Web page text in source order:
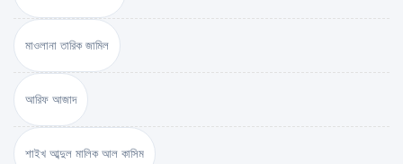
মাওলানা তারিক জামিল
আরিফ আজাদ
শাইখ আব্দুল মালিক আল কাসিম